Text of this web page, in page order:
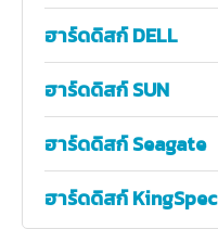
ฮาร์ดดิสก์ DELL
ฮาร์ดดิสก์ SUN
ฮาร์ดดิสก์ Seagate
ฮาร์ดดิสก์ KingSpec